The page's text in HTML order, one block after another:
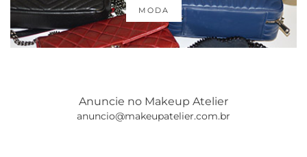
MODA
Anuncie no Makeup Atelier
anuncio@makeupatelier.com.br